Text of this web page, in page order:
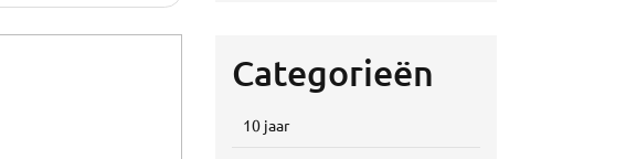
Categorieën
10 jaar